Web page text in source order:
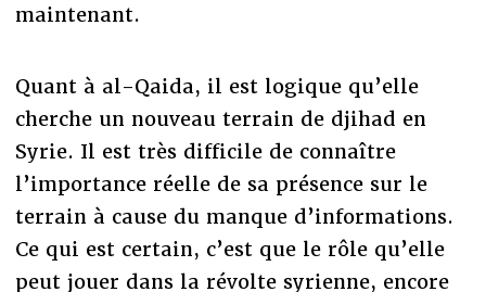
maintenant.
Quant à al-Qaida, il est logique qu’elle
cherche un nouveau terrain de djihad en
Syrie. Il est très difficile de connaître
l’importance réelle de sa présence sur le
terrain à cause du manque d’informations.
Ce qui est certain, c’est que le rôle qu’elle
peut jouer dans la révolte syrienne, encore